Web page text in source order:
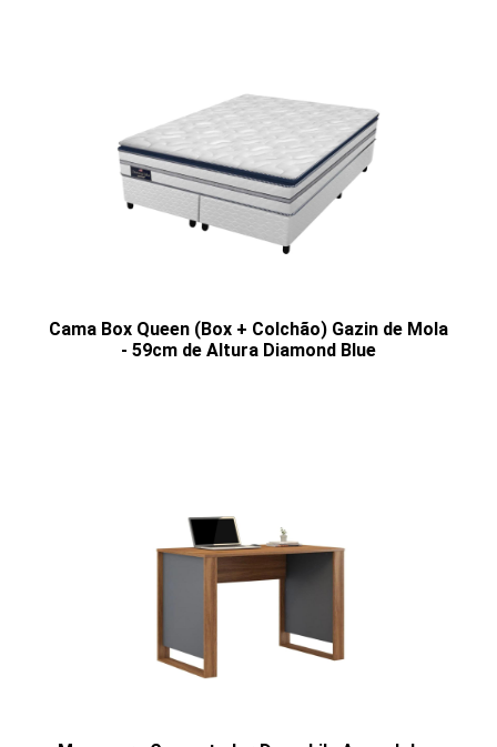
Cama Box Queen (Box + Colchão) Gazin de Mola
- 59cm de Altura Diamond Blue